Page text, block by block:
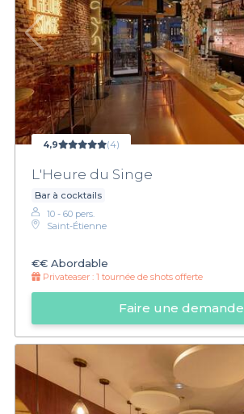
4,9 (4)
L'Heure du Singe
Bar à cocktails
10 - 60 pers.
Saint-Étienne
€€ Abordable
Privateaser : 1 tournée de shots offerte
Faire une demande